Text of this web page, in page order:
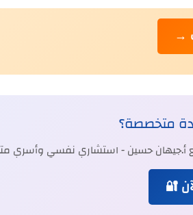
→
متخصصة؟
أ.جيهان حسين - استشاري نفسي
🔐